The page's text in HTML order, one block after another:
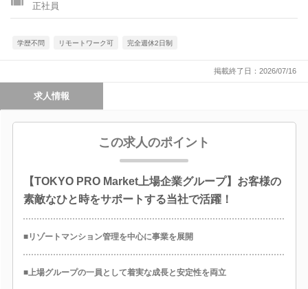
正社員
学歴不問 リモートワーク可 完全週休2日制
掲載終了日：2026/07/16
求人情報
この求人のポイント
【TOKYO PRO Market上場企業グループ】お客様の
素敵なひと時をサポートする当社で活躍！
■リゾートマンション管理を中心に事業を展開
■上場グループの一員として着実な成長と安定性を両立